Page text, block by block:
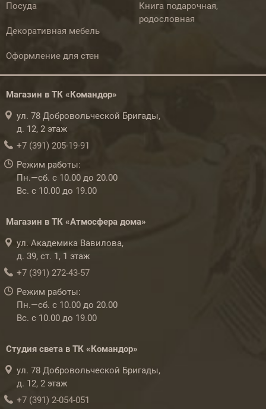
Посуда
Декоративная мебель
Оформление для стен
Книга подарочная,
родословная
Магазин в ТК «Командор»
ул. 78 Добровольческой Бригады,
д. 12, 2 этаж
+7 (391) 205-19-91
Режим работы:
Пн.—сб. с 10.00 до 20.00
Вс. с 10.00 до 19.00
Магазин в ТК «Атмосфера дома»
ул. Академика Вавилова,
д. 39, ст. 1, 1 этаж
+7 (391) 272-43-57
Режим работы:
Пн.—сб. с 10.00 до 20.00
Вс. с 10.00 до 19.00
Студия света в ТК «Командор»
ул. 78 Добровольческой Бригады,
д. 12, 2 этаж
+7 (391) 2-054-051